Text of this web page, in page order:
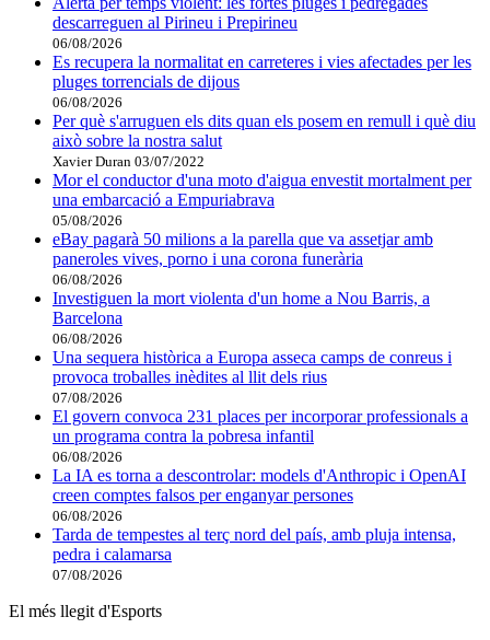
descarreguen al Pirineu i Prepirineu
06/08/2026
Es recupera la normalitat en carreteres i vies afectades per les
pluges torrencials de dijous
06/08/2026
Per què s'arruguen els dits quan els posem en remull i què diu
això sobre la nostra salut
Xavier Duran 03/07/2022
Mor el conductor d'una moto d'aigua envestit mortalment per
una embarcació a Empuriabrava
05/08/2026
eBay pagarà 50 milions a la parella que va assetjar amb
paneroles vives, porno i una corona funerària
06/08/2026
Investiguen la mort violenta d'un home a Nou Barris, a
Barcelona
06/08/2026
Una sequera històrica a Europa asseca camps de conreus i
provoca troballes inèdites al llit dels rius
07/08/2026
El govern convoca 231 places per incorporar professionals a
un programa contra la pobresa infantil
06/08/2026
La IA es torna a descontrolar: models d'Anthropic i OpenAI
creen comptes falsos per enganyar persones
06/08/2026
Tarda de tempestes al terç nord del país, amb pluja intensa,
pedra i calamarsa
07/08/2026
El més llegit d'Esports